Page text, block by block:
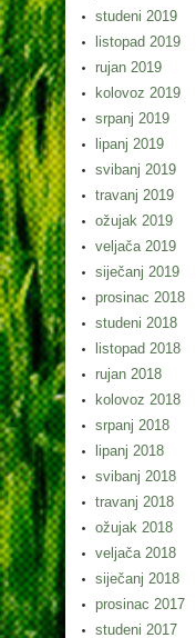
studeni 2019
listopad 2019
rujan 2019
kolovoz 2019
srpanj 2019
lipanj 2019
svibanj 2019
travanj 2019
ožujak 2019
veljača 2019
siječanj 2019
prosinac 2018
studeni 2018
listopad 2018
rujan 2018
kolovoz 2018
srpanj 2018
lipanj 2018
svibanj 2018
travanj 2018
ožujak 2018
veljača 2018
siječanj 2018
prosinac 2017
studeni 2017